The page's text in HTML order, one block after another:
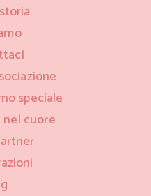
speciale
cuore